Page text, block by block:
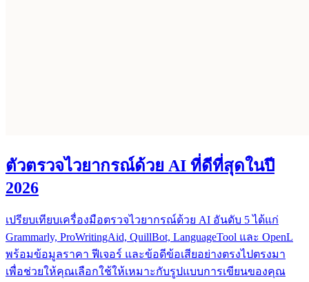
ตัวตรวจไวยากรณ์ด้วย AI ที่ดีที่สุดในปี
2026
เปรียบเทียบเครื่องมือตรวจไวยากรณ์ด้วย AI อันดับ 5 ได้แก่
Grammarly, ProWritingAid, QuillBot, LanguageTool และ OpenL
พร้อมข้อมูลราคา ฟีเจอร์ และข้อดีข้อเสียอย่างตรงไปตรงมา
เพื่อช่วยให้คุณเลือกใช้ให้เหมาะกับรูปแบบการเขียนของคุณ